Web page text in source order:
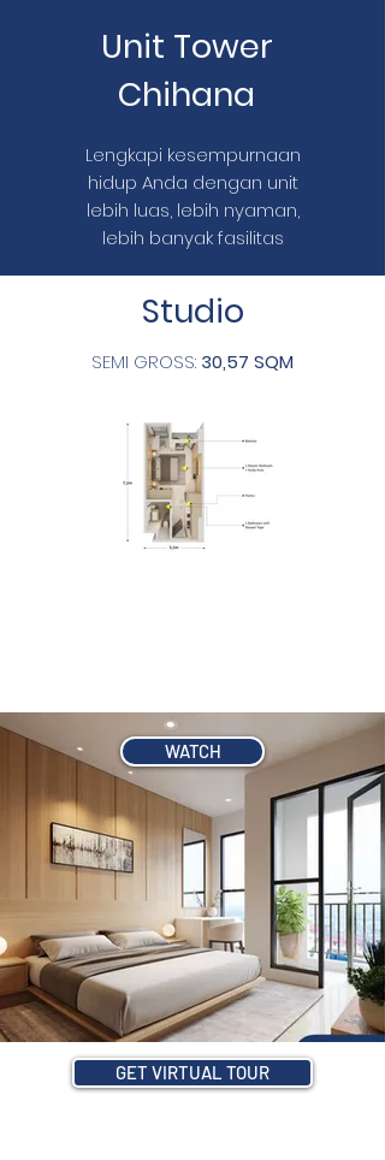
Unit Tower
Chihana
Lengkapi kesempurnaan
hidup Anda dengan unit
lebih luas, lebih nyaman,
lebih banyak fasilitas
Studio
SEMI GROSS: 30,57 SQM
WATCH
GET VIRTUAL TOUR